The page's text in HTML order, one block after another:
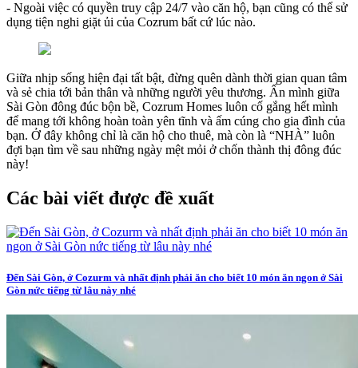
- Ngoài việc có quyền truy cập 24/7 vào căn hộ, bạn cũng có thể sử
dụng tiện nghi giặt ủi của Cozrum bất cứ lúc nào.
Giữa nhịp sống hiện đại tất bật, đừng quên dành thời gian quan tâm
và sẻ chia tới bản thân và những người yêu thương. Ẩn mình giữa
Sài Gòn đông đúc bộn bề, Cozrum Homes luôn cố gắng hết mình
để mang tới không hoàn toàn yên tĩnh và ấm cúng cho gia đình của
bạn. Ở đây không chỉ là căn hộ cho thuê, mà còn là “NHÀ” luôn
đợi bạn tìm về sau những ngày mệt mỏi ở chốn thành thị đông đúc
này!
Các bài viết được đề xuất
Đến Sài Gòn, ở Cozurm và nhất định phải ăn cho biết 10 món ăn ngon ở Sài
Gòn nức tiếng từ lâu này nhé